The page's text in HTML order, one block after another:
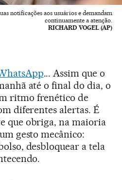
notificações aos usuários e demandam
continuamente a atenção.
RICHARD VOGEL (AP)
... Assim que o
até o final do dia, o
ritmo frenético de
diferentes alertas. É
que obriga, na maioria
gesto mecânico:
desbloquear a tela